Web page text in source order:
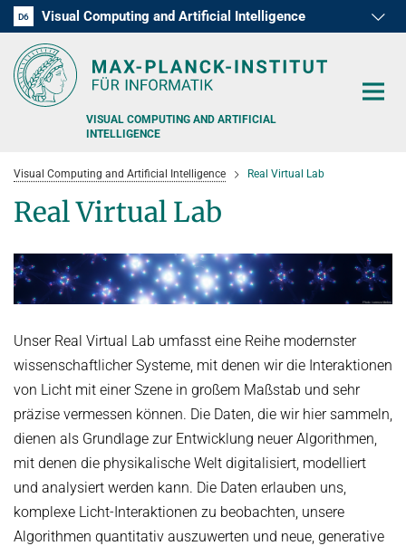
D1
D2
D3
D4
D5
D6 Visual Computing and Artificial Intelligence
RG1
RG2
RG3
VISUAL COMPUTING AND ARTIFICIAL
INTELLIGENCE
RESEARCH
PRESS
PEOPLE
PUBLICATIONS
REAL VIRTUAL LAB
OPENINGS
ASSETS (DATA AND CODE)
Visual Computing and Artificial Intelligence Real Virtual Lab
Real Virtual Lab
Unser Real Virtual Lab umfasst eine Reihe modernster
wissenschaftlicher Systeme, mit denen wir die Interaktionen
von Licht mit einer Szene in großem Maßstab und sehr
präzise vermessen können. Die Daten, die wir hier sammeln,
dienen als Grundlage zur Entwicklung neuer Algorithmen,
mit denen die physikalische Welt digitalisiert, modelliert
und analysiert werden kann. Die Daten erlauben uns,
komplexe Licht-Interaktionen zu beobachten, unsere
Algorithmen quantitativ auszuwerten und neue, generative